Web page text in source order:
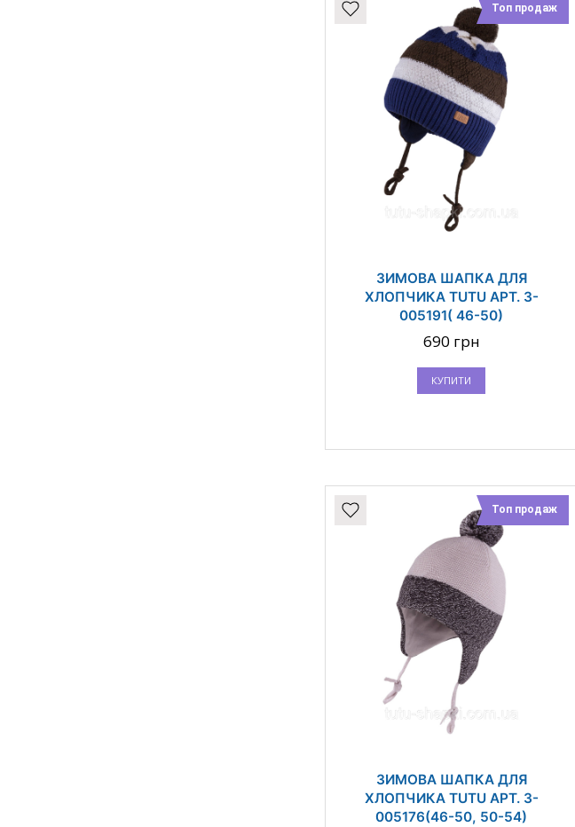
Топ продаж
ЗИМОВА ШАПКА ДЛЯ
ХЛОПЧИКА TUTU АРТ. 3-
005191( 46-50)
690 грн
КУПИТИ
Топ продаж
ЗИМОВА ШАПКА ДЛЯ
ХЛОПЧИКА TUTU АРТ. 3-
005176(46-50, 50-54)